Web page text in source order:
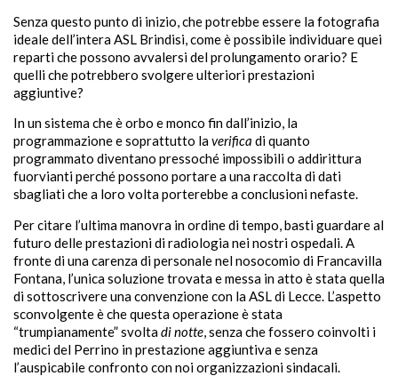
Senza questo punto di inizio, che potrebbe essere la fotografia
ideale dell’intera ASL Brindisi, come è possibile individuare quei
reparti che possono avvalersi del prolungamento orario? E
quelli che potrebbero svolgere ulteriori prestazioni
aggiuntive?
In un sistema che è orbo e monco fin dall’inizio, la
programmazione e soprattutto laverifica di quanto
programmato diventano pressoché impossibili o addirittura
fuorvianti perché possono portare a una raccolta di dati
sbagliati che a loro volta porterebbe a conclusioni nefaste.
Per citare l’ultima manovra in ordine di tempo, basti guardare al
futuro delle prestazioni di radiologia nei nostri ospedali. A
fronte di una carenza di personale nel nosocomio di Francavilla
Fontana, l’unica soluzione trovata e messa in atto è stata quella
di sottoscrivere una convenzione con la ASL di Lecce. L’aspetto
sconvolgente è che questa operazione è stata
“trumpianamente” svoltadi notte, senza che fossero coinvolti i
medici del Perrino in prestazione aggiuntiva e senza
l’auspicabile confronto con noi organizzazioni sindacali.